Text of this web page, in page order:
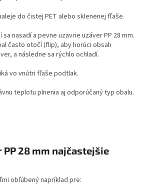
do čistej PET alebo sklenenej fľaše.
nasadí a pevne uzavrie uzáver PP 28 mm.
často otočí (flip), aby horúci obsah
a následne sa rýchlo ochladí.
vo vnútri fľaše podtlak.
teplotu plnenia aj odporúčaný typ obalu.
PP 28 mm najčastejšie
obľúbený napríklad pre: